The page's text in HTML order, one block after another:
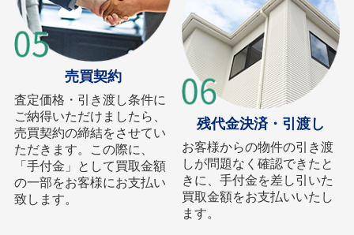
売買契約
査定価格・引き渡し条件に
ご納得いただけましたら、
売買契約の締結をさせてい
ただきます。この際に、
「手付金」として買取金額
の一部をお客様にお支払い
致します。
残代金決済・引渡し
お客様からの物件の引き渡
しが問題なく確認できたと
きに、手付金を差し引いた
買取金額をお支払いいたし
ます。